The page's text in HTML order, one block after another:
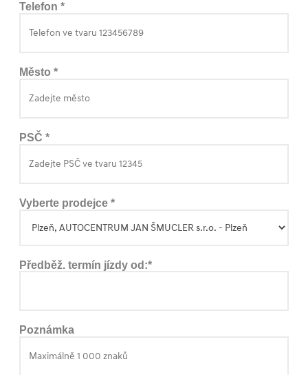
Telefon *
Město *
PSČ *
Vyberte prodejce *
Předběž. termín jízdy od:*
Poznámka